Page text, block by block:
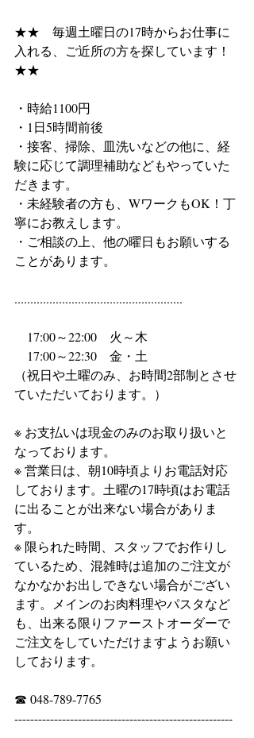
★★　毎週土曜日の17時からお仕事に
入れる、ご近所の方を探しています！
★★
・時給1100円
・1日5時間前後
・接客、掃除、皿洗いなどの他に、経
験に応じて調理補助などもやっていた
だきます。
・未経験者の方も、WワークもOK！丁
寧にお教えします。
・ご相談の上、他の曜日もお願いする
ことがあります。
.....................................................
17:00～22:00　火～木
17:00～22:30　金・土
（祝日や土曜のみ、お時間2部制とさせ
ていただいております。）
※ お支払いは現金のみのお取り扱いと
なっております。
※ 営業日は、朝10時頃よりお電話対応
しております。土曜の17時頃はお電話
に出ることが出来ない場合がありま
す。
※ 限られた時間、スタッフでお作りし
ているため、混雑時は追加のご注文が
なかなかお出しできない場合がござい
ます。メインのお肉料理やパスタなど
も、出来る限りファーストオーダーで
ご注文をしていただけますようお願い
しております。
☎ 048-789-7765
-------------------------------------------------------